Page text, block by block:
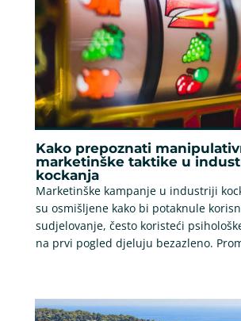
Kako prepoznati
marketinške taktike u
kockanja
Marketinške kampanje u industriji
su osmišljene kako bi potaknule
sudjelovanje, često koristeći
na prvi pogled djeluju bezazleno.